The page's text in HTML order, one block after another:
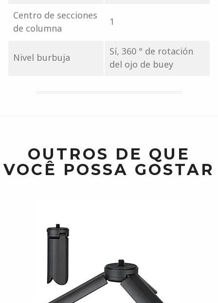
Centro de secciones
de columna
1
Nivel burbuja
Sí, 360 ° de rotación
del ojo de buey
OUTROS DE QUE
VOCÊ POSSA GOSTAR